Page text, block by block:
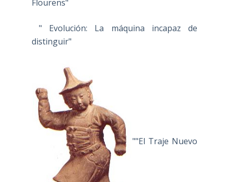
Flourens"
" Evolución: La máquina incapaz de
distinguir"
""El Traje Nuevo